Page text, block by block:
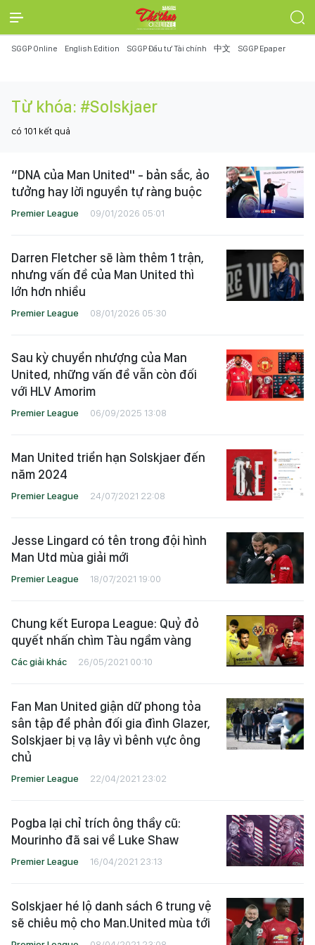
SGGP Online English Edition SGGP Đầu tư Tài chính 中文 SGGP Epaper
Từ khóa: #Solskjaer
có 101 kết quả
“DNA của Man United" - bản sắc, ảo
tưởng hay lời nguyền tự ràng buộc
Premier League 09/01/2026 05:01
Darren Fletcher sẽ làm thêm 1 trận,
nhưng vấn đề của Man United thì
lớn hơn nhiều
Premier League 08/01/2026 05:30
Sau kỳ chuyển nhượng của Man
United, những vấn đề vẫn còn đối
với HLV Amorim
Premier League 06/09/2025 13:08
Man United triển hạn Solskjaer đến
năm 2024
Premier League 24/07/2021 22:08
Jesse Lingard có tên trong đội hình
Man Utd mùa giải mới
Premier League 18/07/2021 19:00
Chung kết Europa League: Quỷ đỏ
quyết nhấn chìm Tàu ngầm vàng
Các giải khác 26/05/2021 00:10
Fan Man United giận dữ phong tỏa
sân tập để phản đối gia đình Glazer,
Solskjaer bị vạ lây vì bênh vực ông
chủ
Premier League 22/04/2021 23:02
Pogba lại chỉ trích ông thầy cũ:
Mourinho đã sai về Luke Shaw
Premier League 16/04/2021 23:13
Solskjaer hé lộ danh sách 6 trung vệ
sẽ chiêu mộ cho Man.United mùa tới